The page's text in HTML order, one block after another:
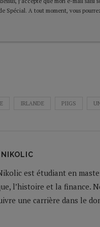
Spécial. A tout moment, vous
IRLANDE PIIGS
NIKOLIC
est étudiant en
l’histoire et la finance.
une carrière dans le